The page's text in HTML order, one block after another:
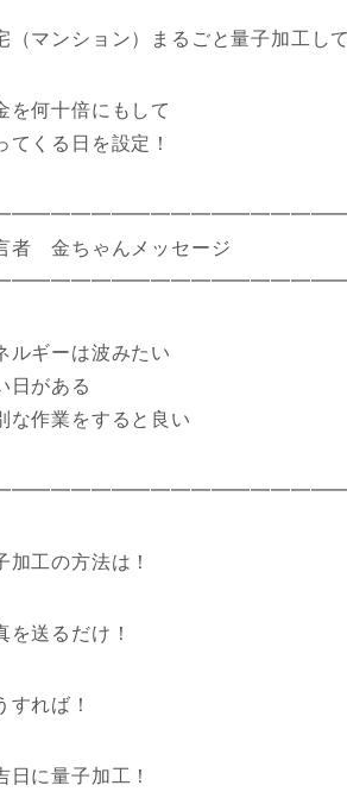
（マンション）まるごと量子加工して
を何十倍にもして
てくる日を設定！
者 金ちゃんメッセージ
ルギーは波みたい
日がある
な作業をすると良い
加工の方法は！
を送るだけ！
すれば！
日に量子加工！